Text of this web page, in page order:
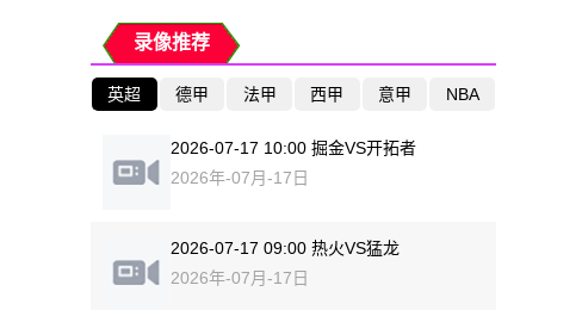
录像推荐
英超 德甲 法甲 西甲 意甲 NBA
2026-07-17 10:00 掘金VS开拓者
2026年-07月-17日
2026-07-17 09:00 热火VS猛龙
2026年-07月-17日